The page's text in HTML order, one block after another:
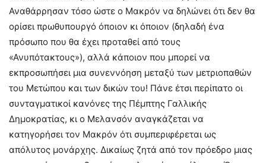
Αναθάρρησαν τόσο ώστε ο Μακρόν να δηλώνει ότι δεν θα
ορίσει πρωθυπουργό όποιον κι όποιον (δηλαδή ένα
πρόσωπο που θα έχει προταθεί από τους
«Ανυπότακτους»), αλλά κάποιον που μπορεί να
εκπροσωπήσει μια συνεννόηση μεταξύ των μετριοπαθών
του Μετώπου και των δικών του! Πάνε έτσι περίπατο οι
συνταγματικοί κανόνες της Πέμπτης Γαλλικής
Δημοκρατίας, κι ο Μελανσόν αναγκάζεται να
κατηγορήσει τον Μακρόν ότι συμπεριφέρεται ως
απόλυτος μονάρχης. Δικαίως ζητά από τον πρόεδρο μιας